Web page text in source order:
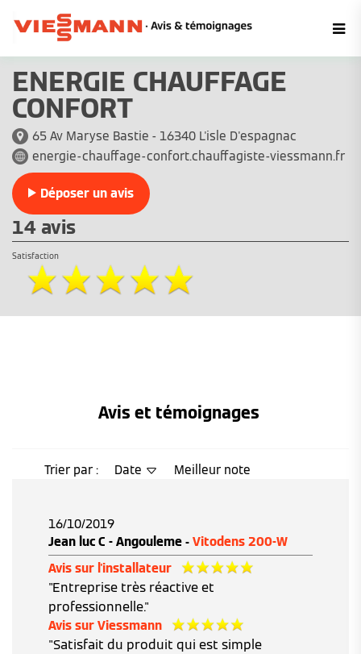
ENERGIE CHAUFFAGE
CONFORT
65 Av Maryse Bastie - 16340 L'isle D'espagnac
energie-chauffage-confort.chauffagiste-viessmann.fr
Déposer un avis
14 avis
Satisfaction
Avis et témoignages
Trier par : Date Meilleur note
16/10/2019
Jean luc C - Angouleme - Vitodens 200-W
Avis sur l'installateur
"Entreprise très réactive et
professionnelle."
Avis sur Viessmann
"Satisfait du produit qui est simple